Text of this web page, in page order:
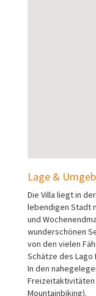
Lage &
Die Villa liegt in
lebendigen Stadt
und
wunderschönen
von den vielen
Schätze des
In den
Freizeitaktivitäten
Mountainbiking).